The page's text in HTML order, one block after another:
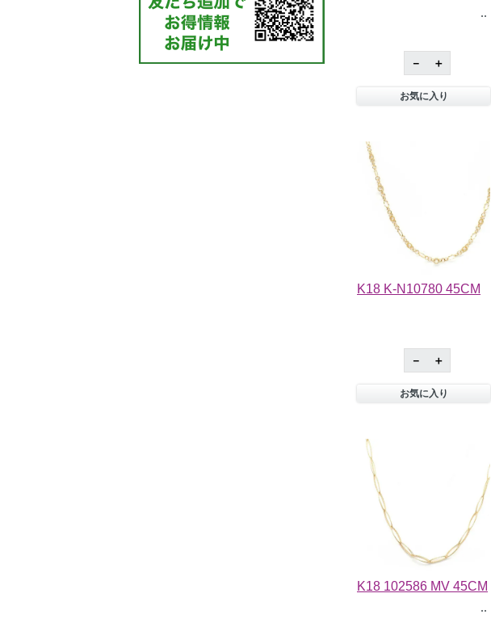
－ ＋
お気に入り
K18 K-N10780 45CM
－ ＋
お気に入り
K18 102586 MV 45CM